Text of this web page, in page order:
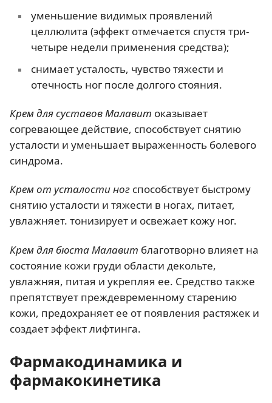
уменьшение видимых проявлений
целлюлита (эффект отмечается спустя три-
четыре недели применения средства);
снимает усталость, чувство тяжести и
отечность ног после долгого стояния.
Крем для суставов Малавит оказывает
согревающее действие, способствует снятию
усталости и уменьшает выраженность болевого
синдрома.
Крем от усталости ног способствует быстрому
снятию усталости и тяжести в ногах, питает,
увлажняет. тонизирует и освежает кожу ног.
Крем для бюста Малавит благотворно влияет на
состояние кожи груди области декольте,
увлажняя, питая и укрепляя ее. Средство также
препятствует преждевременному старению
кожи, предохраняет ее от появления растяжек и
создает эффект лифтинга.
Фармакодинамика и
фармакокинетика